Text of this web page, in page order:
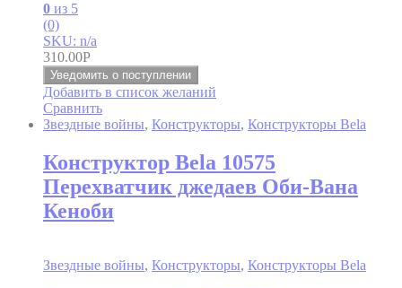
0 из 5
(0)
SKU: n/a
310.00Р
Уведомить о поступлении
Добавить в список желаний
Сравнить
Звездные войны, Конструкторы, Конструкторы Bela
Конструктор Bela 10575
Перехватчик джедаев Оби-Вана
Кеноби
Звездные войны, Конструкторы, Конструкторы Bela